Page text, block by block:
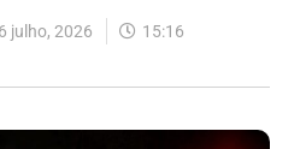
6 julho, 2026 15:16